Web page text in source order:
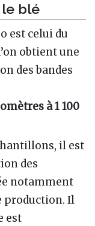
le blé
est celui du
obtient une
des bandes
à 1 100
il est
des
notamment
production. Il
est